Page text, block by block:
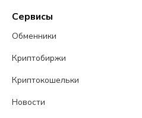
Сервисы
Обменники
Криптобиржи
Криптокошельки
Новости